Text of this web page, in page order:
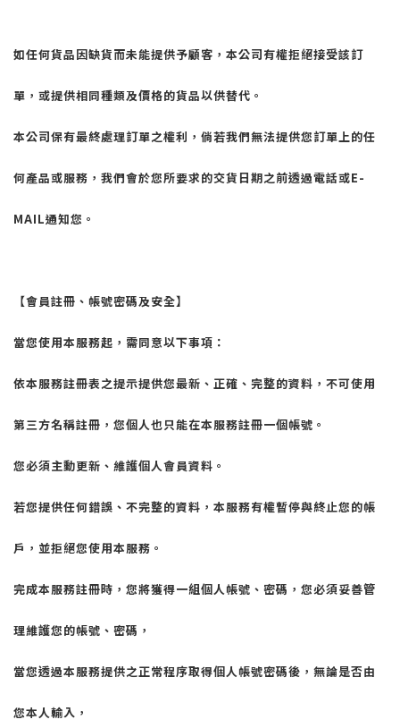
如任何貨品因缺貨而未能提供予顧客，本公司有權拒絕接受該訂
單，或提供相同種類及價格的貨品以供替代。
本公司保有最終處理訂單之權利，倘若我們無法提供您訂單上的任
何產品或服務，我們會於您所要求的交貨日期之前透過電話或E-
MAIL通知您。
【會員註冊、帳號密碼及安全】
當您使用本服務起，需同意以下事項：
依本服務註冊表之提示提供您最新、正確、完整的資料，不可使用
第三方名稱註冊，您個人也只能在本服務註冊一個帳號。
您必須主動更新、維護個人會員資料。
若您提供任何錯誤、不完整的資料，本服務有權暫停與終止您的帳
戶，並拒絕您使用本服務。
完成本服務註冊時，您將獲得一組個人帳號、密碼，您必須妥善管
理維護您的帳號、密碼，
當您透過本服務提供之正常程序取得個人帳號密碼後，無論是否由
您本人輸入，